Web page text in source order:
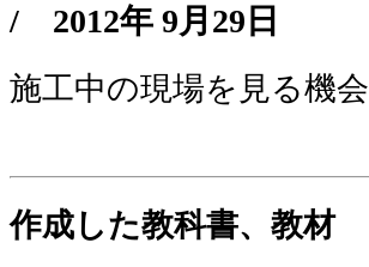
/ 2012年 9月29日
施工中の現場を見る機会
作成した教科書、教材